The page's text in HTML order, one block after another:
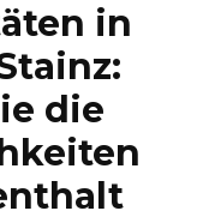
in
die